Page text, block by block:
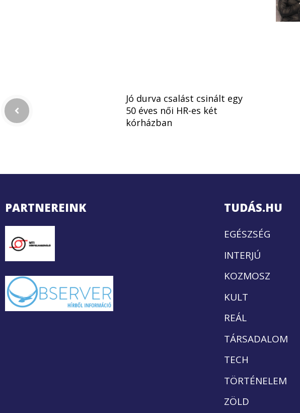
Jó durva csalást csinált egy
50 éves női HR-es két
kórházban
PARTNEREINK TUDÁS.HU
EGÉSZSÉG
INTERJÚ
KOZMOSZ
KULT
REÁL
TÁRSADALOM
TECH
TÖRTÉNELEM
ZÖLD